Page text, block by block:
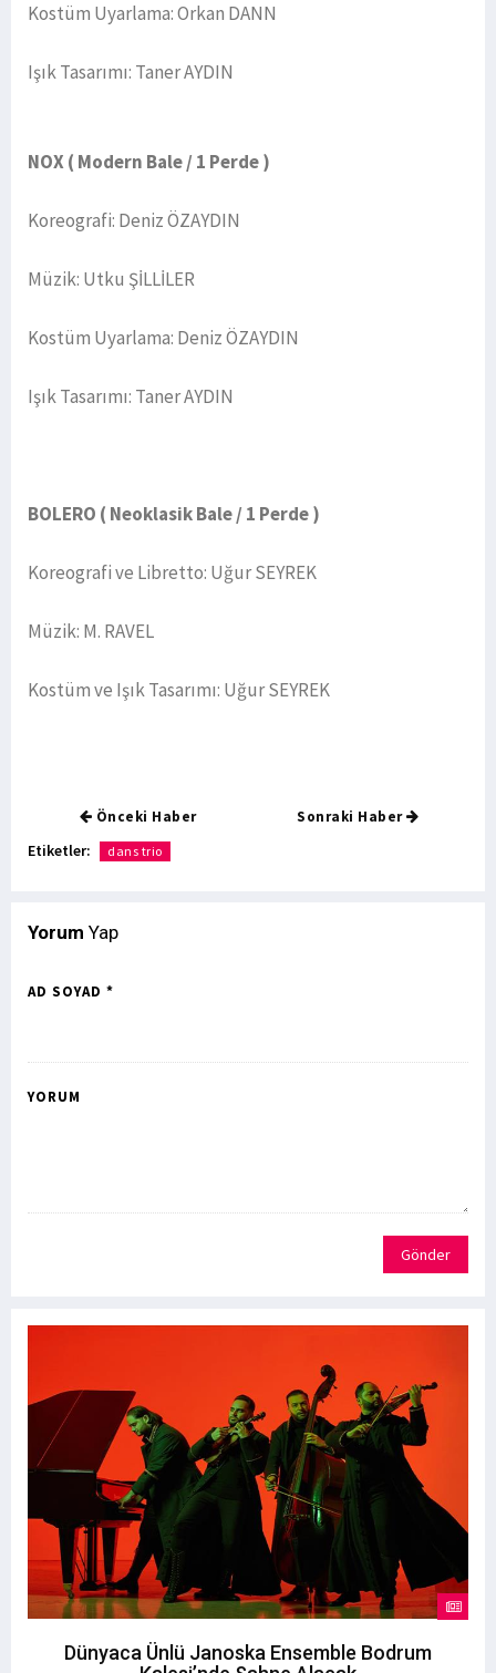
Kostüm Uyarlama: Orkan DANN
Işık Tasarımı: Taner AYDIN
NOX ( Modern Bale / 1 Perde )
Koreografi: Deniz ÖZAYDIN
Müzik: Utku ŞİLLİLER
Kostüm Uyarlama: Deniz ÖZAYDIN
Işık Tasarımı: Taner AYDIN
BOLERO ( Neoklasik Bale / 1 Perde )
Koreografi ve Libretto: Uğur SEYREK
Müzik: M. RAVEL
Kostüm ve Işık Tasarımı: Uğur SEYREK
Önceki Haber Sonraki Haber
Etiketler: dans trio
Yorum Yap
AD SOYAD *
YORUM
Gönder
Dünyaca Ünlü Janoska Ensemble Bodrum